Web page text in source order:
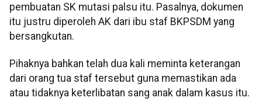
pembuatan SK mutasi palsu itu. Pasalnya, dokumen
itu justru diperoleh AK dari ibu staf BKPSDM yang
bersangkutan.
Pihaknya bahkan telah dua kali meminta keterangan
dari orang tua staf tersebut guna memastikan ada
atau tidaknya keterlibatan sang anak dalam kasus itu.